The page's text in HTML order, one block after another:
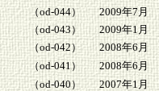
（od-044）
2009年7月
（od-043）
2009年1月
（od-042）
2008年6月
（od-041）
2008年6月
（od-040）
2007年1月